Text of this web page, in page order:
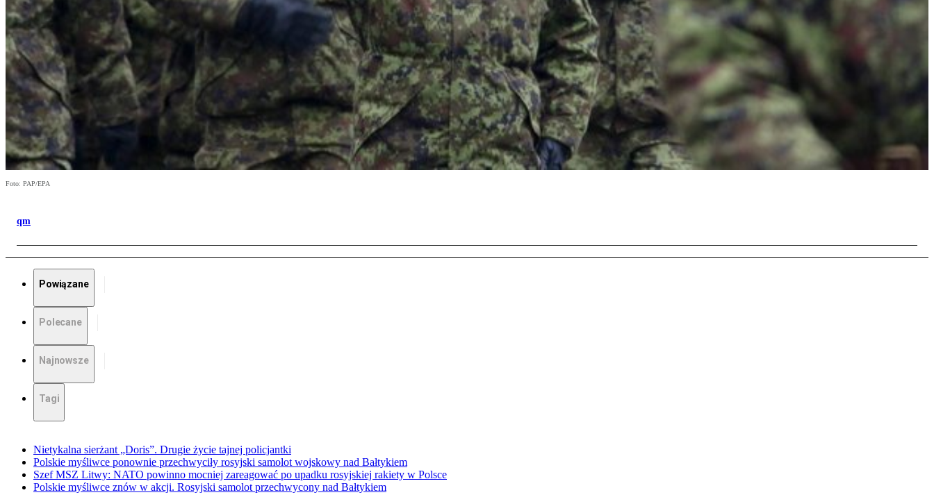
Foto: PAP/EPA
qm
Powiązane
Polecane
Najnowsze
Tagi
Nietykalna sierżant „Doris”. Drugie życie tajnej policjantki
Polskie myśliwce ponownie przechwyciły rosyjski samolot wojskowy nad Bałtykiem
Szef MSZ Litwy: NATO powinno mocniej zareagować po upadku rosyjskiej rakiety w Polsce
Polskie myśliwce znów w akcji. Rosyjski samolot przechwycony nad Bałtykiem